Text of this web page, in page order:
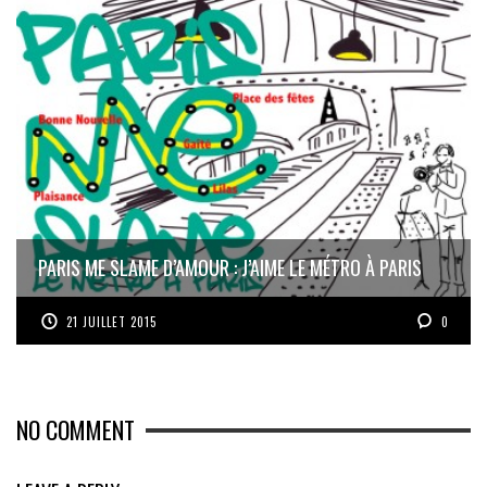
PARIS ME SLAME D’AMOUR : J’AIME LE MÉTRO À PARIS
21 JUILLET 2015 0
NO COMMENT